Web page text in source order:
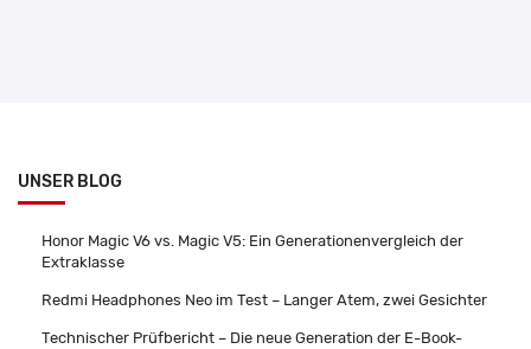
UNSER BLOG
Honor Magic V6 vs. Magic V5: Ein Generationenvergleich der
Extraklasse
Redmi Headphones Neo im Test – Langer Atem, zwei Gesichter
Technischer Prüfbericht – Die neue Generation der E-Book-